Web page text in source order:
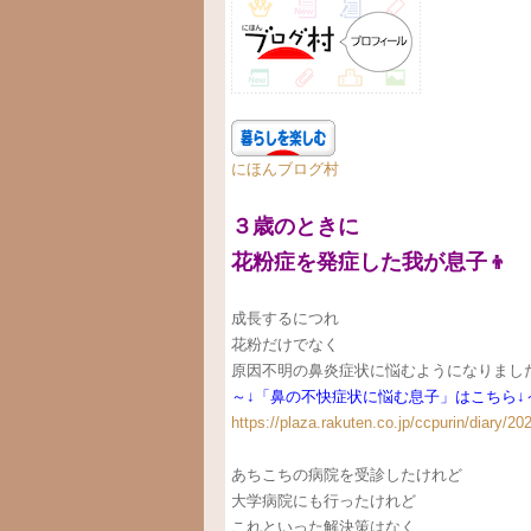
にほんブログ村
３歳のときに
花粉症を発症した我が息子👦
成長するにつれ
花粉だけでなく
原因不明の鼻炎症状に悩むようになりまし
～↓「鼻の不快症状に悩む息子」はこちら↓
https://plaza.rakuten.co.jp/ccpurin/diary/
あちこちの病院を受診したけれど
大学病院にも行ったけれど
これといった解決策はなく